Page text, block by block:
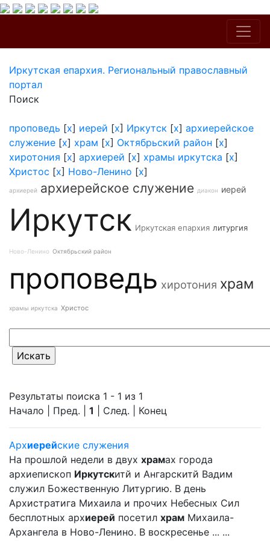
Иркутская епархия. Региональный православный
портал
Поиск
проповедь [x] иерей [x] Иркутск [x] архиерейское
служение [x] храм [x] Октябрьский район [x]
хиротония [x] архиерей [x] храмы иркутска [x]
Христос [x] Ново-Ленино [x]
архиерей архиерейское служение диакон иерей
Иркутск Иркутская епархия литургия
Ново-Ленино Октябрьский район
проповедь хиротония храм
храмы иркутска Христос
Результаты поиска 1 - 1 из 1
Начало | Пред. | 1 | След. | Конец
Архиерейские служения
На прошлой недели в двух храмах города
архиепископ Иркутскитй и Ангарскитй Вадим
служил Божественную Литургию. В день
Архистратига Михаила и прочих Небесных Сил
бесплотных архиерей посетил храм Михаила-
Архангела в Ново-Ленино. В воскресенье ... ...